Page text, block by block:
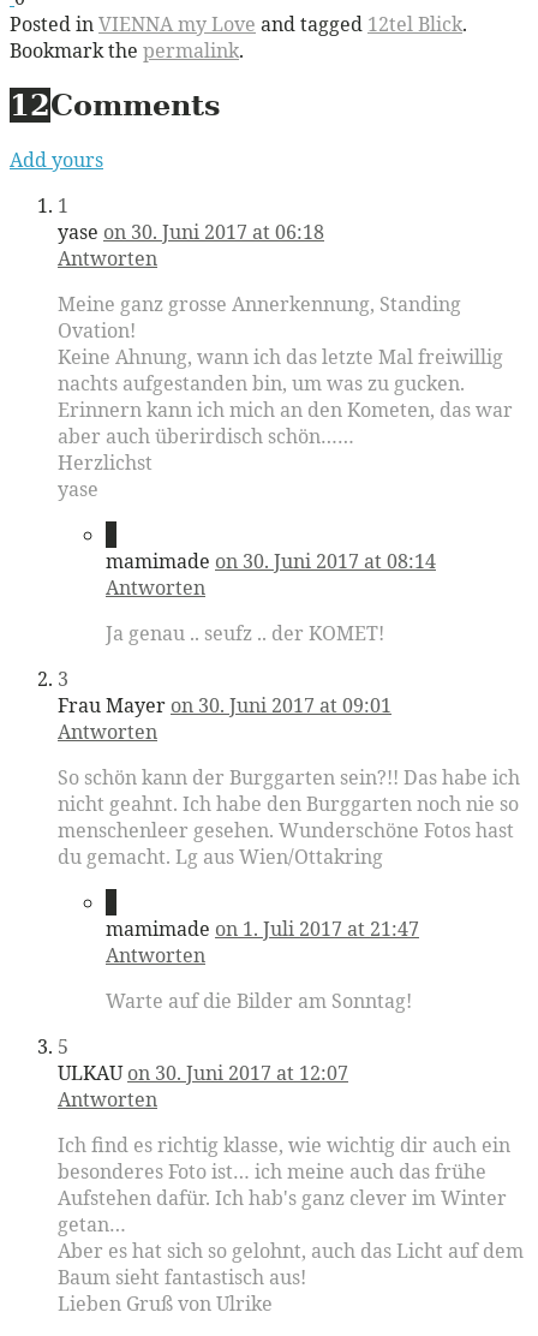
Posted inVIENNA my Love and tagged 12tel Blick.
Bookmark the permalink.
12Comments
Add yours
1
yase on 30. Juni 2017 at 06:18
Antworten
Meine ganz grosse Annerkennung, Standing
Ovation!
Keine Ahnung, wann ich das letzte Mal freiwillig
nachts aufgestanden bin, um was zu gucken.
Erinnern kann ich mich an den Kometen, das war
aber auch überirdisch schön……
Herzlichst
yase
mamimade on 30. Juni 2017 at 08:14
Antworten
Ja genau .. seufz .. der KOMET!
3
Frau Mayer on 30. Juni 2017 at 09:01
Antworten
So schön kann der Burggarten sein?!! Das habe ich
nicht geahnt. Ich habe den Burggarten noch nie so
menschenleer gesehen. Wunderschöne Fotos hast
du gemacht. Lg aus Wien/Ottakring
mamimade on 1. Juli 2017 at 21:47
Antworten
Warte auf die Bilder am Sonntag!
5
ULKAUon 30. Juni 2017 at 12:07
Antworten
Ich find es richtig klasse, wie wichtig dir auch ein
besonderes Foto ist… ich meine auch das frühe
Aufstehen dafür. Ich hab's ganz clever im Winter
getan…
Aber es hat sich so gelohnt, auch das Licht auf dem
Baum sieht fantastisch aus!
Lieben Gruß von Ulrike